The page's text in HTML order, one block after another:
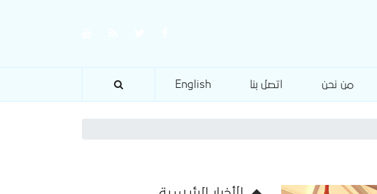
من نحن اتصل بنا English